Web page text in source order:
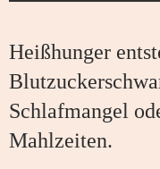
Heißhunger
Schlafmangel
Mahlzeiten.